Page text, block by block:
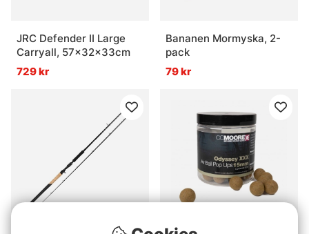
JRC Defender II Large
Carryall, 57x32x33cm
729 kr
Bananen Mormyska, 2-
pack
79 kr